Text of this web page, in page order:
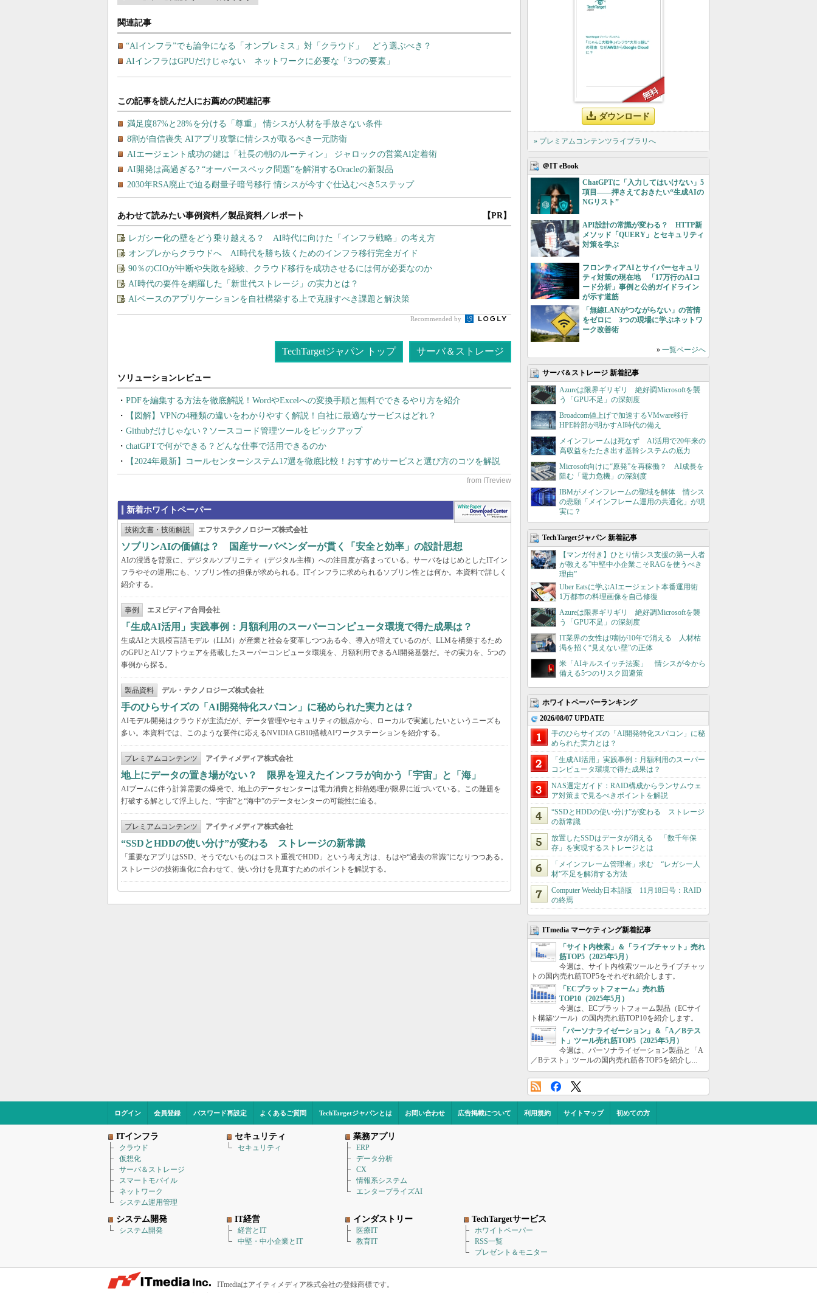
関連記事
“AIインフラ”でも論争になる「オンプレミス」対「クラウド」 どう選ぶべき？
AIインフラはGPUだけじゃない ネットワークに必要な「3つの要素」
あわせて読みたい事例資料／製品資料／レポート 【PR】
レガシー化の壁をどう乗り越える？ AI時代に向けた「インフラ戦略」の考え方
オンプレからクラウドへ AI時代を勝ち抜くためのインフラ移行完全ガイド
90％のCIOが中断や失敗を経験、クラウド移行を成功させるには何が必要なのか
AI時代の要件を網羅した「新世代ストレージ」の実力とは？
AIベースのアプリケーションを自社構築する上で克服すべき課題と解決策
Recommended by
TechTargetジャパン トップ サーバ＆ストレージ
PDFを編集する方法を徹底解説！WordやExcelへの変換手順と無料でできるやり方を紹介
【図解】VPNの4種類の違いをわかりやすく解説！自社に最適なサービスはどれ？
Githubだけじゃない？ソースコード管理ツールをピックアップ
chatGPTで何ができる？どんな仕事で活用できるのか
【2024年最新】コールセンターシステム17選を徹底比較！おすすめサービスと選び方のコツを解説
新着ホワイトペーパー
技術文書・技術解説 エフサステクノロジーズ株式会社
ソブリンAIの価値は？ 国産サーバベンダーが貫く「安全と効率」の設計思想
AIの浸透を背景に、デジタルソブリニティ（デジタル主権）への注目度が高まっている。サーバをはじめとしたITイン
フラやその運用にも、ソブリン性の担保が求められる。ITインフラに求められるソブリン性とは何か。本資料で詳しく
紹介する。
事例 エヌビディア合同会社
「生成AI活用」実践事例：月額利用のスーパーコンピュータ環境で得た成果は？
生成AIと大規模言語モデル（LLM）が産業と社会を変革しつつある今、導入が増えているのが、LLMを構築するため
のGPUとAIソフトウェアを搭載したスーパーコンピュータ環境を、月額利用できるAI開発基盤だ。その実力を、5つの
事例から探る。
製品資料 デル・テクノロジーズ株式会社
手のひらサイズの「AI開発特化スパコン」に秘められた実力とは？
AIモデル開発はクラウドが主流だが、データ管理やセキュリティの観点から、ローカルで実施したいというニーズも
多い。本資料では、このような要件に応えるNVIDIA GB10搭載AIワークステーションを紹介する。
プレミアムコンテンツ アイティメディア株式会社
地上にデータの置き場がない？ 限界を迎えたインフラが向かう「宇宙」と「海」
AIブームに伴う計算需要の爆発で、地上のデータセンターは電力消費と排熱処理が限界に近づいている。この難題を
打破する解として浮上した、“宇宙”と“海中”のデータセンターの可能性に迫る。
プレミアムコンテンツ アイティメディア株式会社
“SSDとHDDの使い分け”が変わる ストレージの新常識
「重要なアプリはSSD、そうでないものはコスト重視でHDD」という考え方は、もはや“過去の常識”になりつつある。
ストレージの技術進化に合わせて、使い分けを見直すためのポイントを解説する。
ダウンロード
» プレミアムコンテンツライブラリへ
＠IT eBook
ChatGPTに「入力してはいけない」5
項目――押さえておきたい“生成AIの
NGリスト”
API設計の常識が変わる？ HTTP新
メソッド「QUERY」とセキュリティ
対策を学ぶ
フロンティアAIとサイバーセキュリ
ティ対策の現在地 「17万行のAIコ
ード分析」事例と公的ガイドライン
が示す道筋
「無線LANがつながらない」の苦情
をゼロに 3つの現場に学ぶネットワ
ーク改善術
» 一覧ページへ
サーバ＆ストレージ 新着記事
Azureは限界ギリギリ 絶好調Microsoftを襲
う「GPU不足」の深刻度
Broadcom値上げで加速するVMware移行
HPE幹部が明かすAI時代の備え
メインフレームは死なず AI活用で20年来の
高収益をたたき出す基幹システムの底力
Microsoft向けに“原発”を再稼働？ AI成長を
阻む「電力危機」の深刻度
IBMがメインフレームの聖域を解体 情シス
の悲願「メインフレーム運用の共通化」が現
実に？
TechTargetジャパン 新着記事
【マンガ付き】ひとり情シス支援の第一人者
が教える”中堅中小企業こそRAGを使うべき
理由”
Uber Eatsに学ぶAIエージェント本番運用術
1万都市の料理画像を自己修復
Azureは限界ギリギリ 絶好調Microsoftを襲
う「GPU不足」の深刻度
IT業界の女性は9割が10年で消える 人材枯
渇を招く“見えない壁”の正体
米「AIキルスイッチ法案」 情シスが今から
備える5つのリスク回避策
ホワイトペーパーランキング
2026/08/07 UPDATE
手のひらサイズの「AI開発特化スパコン」に秘
められた実力とは？
「生成AI活用」実践事例：月額利用のスーパー
コンピュータ環境で得た成果は？
NAS選定ガイド：RAID構成からランサムウェ
ア対策まで見るべきポイントを解説
“SSDとHDDの使い分け”が変わる ストレージ
の新常識
放置したSSDはデータが消える 「数千年保
存」を実現するストレージとは
「メインフレーム管理者」求む “レガシー人
材”不足を解消する方法
Computer Weekly日本語版 11月18日号：RAID
の終焉
ITmedia マーケティング新着記事
「サイト内検索」＆「ライブチャット」売れ
筋TOP5（2025年5月）
今週は、サイト内検索ツールとライブチャッ
トの国内売れ筋TOP5をそれぞれ紹介します。
「ECプラットフォーム」売れ筋
TOP10（2025年5月）
今週は、ECプラットフォーム製品（ECサイ
ト構築ツール）の国内売れ筋TOP10を紹介します。
「パーソナライゼーション」＆「A／Bテス
ト」ツール売れ筋TOP5（2025年5月）
今週は、パーソナライゼーション製品と「A
／Bテスト」ツールの国内売れ筋各TOP5を紹介し...
ログイン 会員登録 パスワード再設定 よくあるご質問 TechTargetジャパンとは お問い合わせ 広告掲載について 利用規約 サイトマップ 初めての方
ITインフラ
クラウド
仮想化
サーバ＆ストレージ
スマートモバイル
ネットワーク
システム運用管理
セキュリティ
セキュリティ
業務アプリ
ERP
データ分析
CX
情報系システム
エンタープライズAI
システム開発
システム開発
IT経営
経営とIT
中堅・中小企業とIT
インダストリー
医療IT
教育IT
TechTargetサービス
ホワイトペーパー
RSS一覧
プレゼント＆モニター
ITmediaはアイティメディア株式会社の登録商標です。